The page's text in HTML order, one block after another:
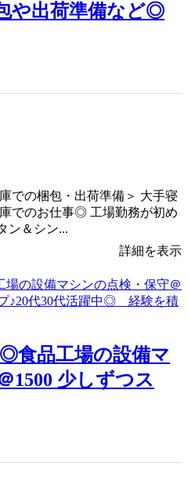
や出荷準備など◎
での梱包・出荷準備＞ 大手寝
でのお仕事◎ 工場勤務が初め
ン＆シン...
詳細を表示
食品工場の設備マ
1500 少しずつス